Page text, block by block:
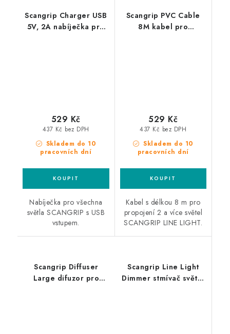
Scangrip Charger USB
5V, 2A nabíječka pro
Skladem do 10
pracovních dní
437 Kč bez DPH
529 Kč
Nabíječka pro všechna
světla SCANGRIP s USB
vstupem.
Scangrip PVC Cable
8M kabel pro
Skladem do 10
pracovních dní
437 Kč bez DPH
529 Kč
Kabel s délkou 8 m pro
propojení 2 a více světel
SCANGRIP LINE LIGHT.
Scangrip Diffuser
Large difuzor pro
Scangrip Line Light
Dimmer stmívač světel